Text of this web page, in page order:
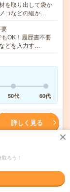
を取り出して袋か
コなどの細か…
OK！履歴書不要
どを入力す…
50代 60代
詳しく見る
部（全国）
ろう！